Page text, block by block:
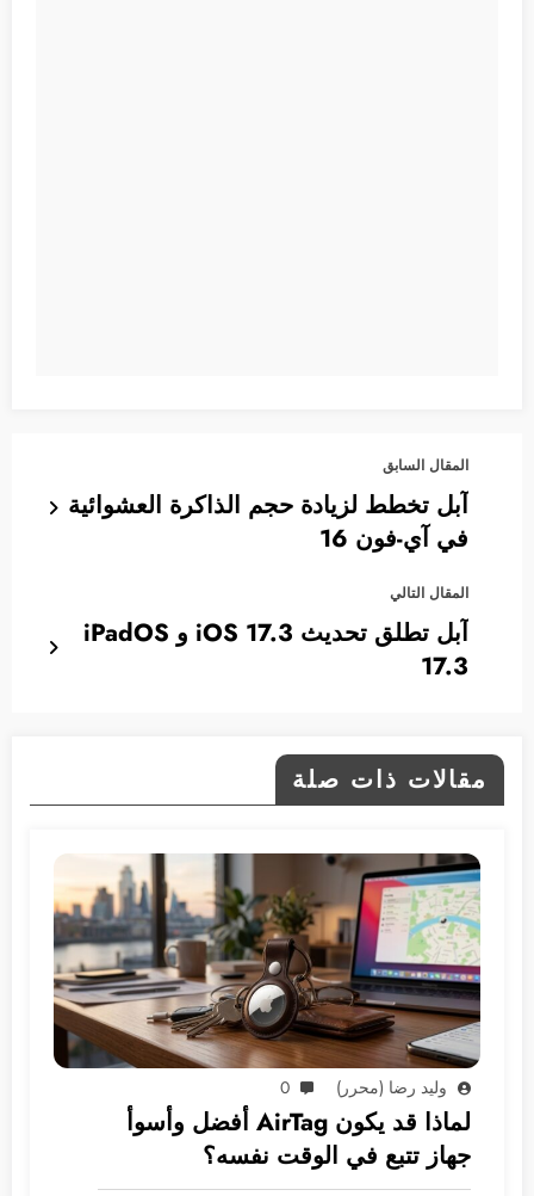
المقال السابق
آبل تخطط لزيادة حجم الذاكرة العشوائية
في آي-فون 16
المقال التالي
آبل تطلق تحديث 17.3 iOS و iPadOS
17.3
مقالات ذات صلة
وليد رضا (محرر) 0
لماذا قد يكون AirTag أفضل وأسوأ
جهاز تتبع في الوقت نفسه؟